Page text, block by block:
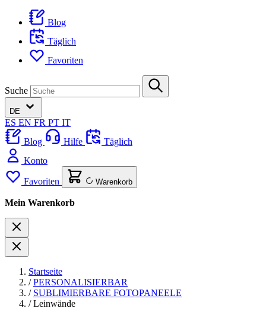
Blog
Täglich
Favoriten
Suche
DE
ES EN FR PT IT
Blog
Hilfe
Täglich
Konto
Favoriten Warenkorb
Mein Warenkorb
Startseite
/ PERSONALISIERBAR
/ SUBLIMIERBARE FOTOPANEELE
/ Leinwände